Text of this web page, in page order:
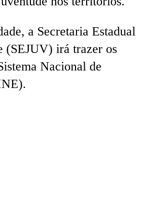
a Secretaria Estadual
(SEJUV) irá trazer os
Nacional de